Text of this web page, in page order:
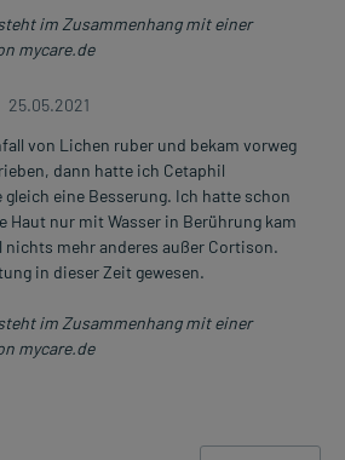
im Zusammenhang mit einer
mycare.de
25.05.2021
von Lichen ruber und bekam vorweg
dann hatte ich Cetaphil
eine Besserung. Ich hatte schon
Haut nur mit Wasser in Berührung kam
nichts mehr anderes außer Cortison.
in dieser Zeit gewesen.
im Zusammenhang mit einer
mycare.de